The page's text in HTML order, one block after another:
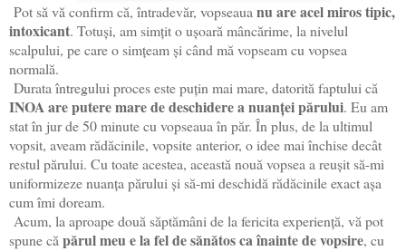
Pot să vă confirm că, întradevăr, vopseauanu are acel miros tipic,
intoxicant. Totuși, am simțit o ușoară mâncărime, la nivelul
scalpului, pe care o simțeam și când mă vopseam cu vopsea
normală.
Durata întregului proces este puțin mai mare, datorită faptului că
INOA are putere mare de deschidere a nuanței părului. Eu am
stat în jur de 50 minute cu vopseaua în păr. În plus, de la ultimul
vopsit, aveam rădăcinile, vopsite anterior, o idee mai închise decât
restul părului. Cu toate acestea, această nouă vopsea a reușit să-mi
uniformizeze nuanța părului și să-mi deschidă rădăcinile exact așa
cum îmi doream.
Acum, la aproape două săptămâni de la fericita experiență, vă pot
spune căpărul meu e la fel de sănătos ca înainte de vopsire, cu